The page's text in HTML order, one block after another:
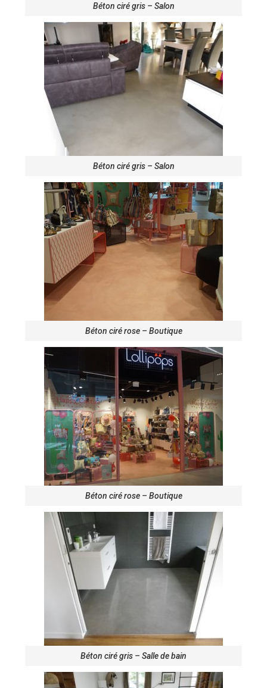
Béton ciré gris – Salon
Béton ciré gris – Salon
Béton ciré rose – Boutique
Béton ciré rose – Boutique
Béton ciré gris – Salle de bain